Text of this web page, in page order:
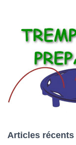
Articles récents